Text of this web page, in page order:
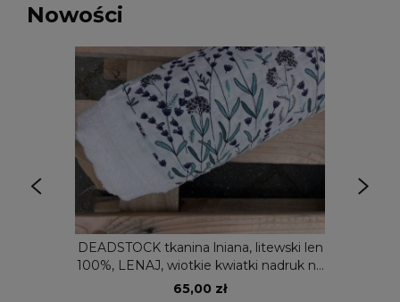
Nowości
DEADSTOCK tkanina lniana, litewski len
100%, LENAJ, wiotkie kwiatki nadruk na
bieli 3/4, 205g (kupon o dł 90 cm)
65,00 zł